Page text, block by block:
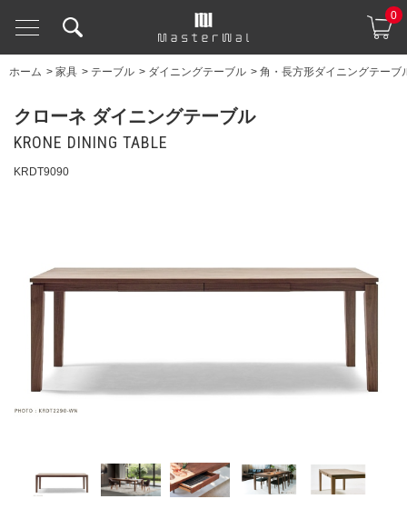
0
ホーム > 家具 > テーブル > ダイニングテーブル > 角・長方形ダイニングテーブ
クローネ ダイニングテーブル
KRONE DINING TABLE
KRDT9090